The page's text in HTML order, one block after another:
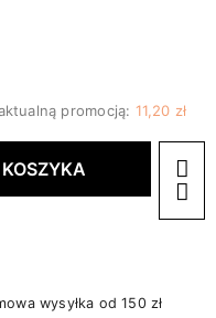
promocją: 11,20 zł
wysyłka od 150 zł